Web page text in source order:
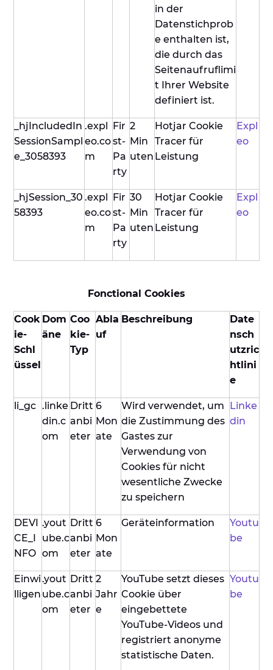
in der
Datenstichprob
e enthalten ist,
die durch das
Seitenaufruflimi
t Ihrer Website
definiert ist.
_hjIncludedIn
SessionSampl
e_3058393
.expl
eo.co
m
Fir
st-
Pa
rty
2
Min
uten
Hotjar Cookie
Tracer für
Leistung
Expl
eo
_hjSession_30
58393
.expl
eo.co
m
Fir
st-
Pa
rty
30
Min
uten
Hotjar Cookie
Tracer für
Leistung
Expl
eo
Fonctional Cookies
Cook
ie-
Schl
üssel
Dom
äne
Coo
kie-
Typ
Abla
uf
Beschreibung
Date
nsch
utzric
htlini
e
li_gc .linke
din.c
om
Dritt
anbi
eter
6
Mon
ate
Wird verwendet, um
die Zustimmung des
Gastes zur
Verwendung von
Cookies für nicht
wesentliche Zwecke
zu speichern
Linke
din
DEVI
CE_I
NFO
.yout
ube.c
om
Dritt
anbi
eter
6
Mon
ate
Geräteinformation
Youtu
be
Einwi
lligen
.yout
ube.c
om
Dritt
anbi
eter
2
Jahr
e
YouTube setzt dieses
Cookie über
eingebettete
YouTube-Videos und
registriert anonyme
statistische Daten.
Youtu
be